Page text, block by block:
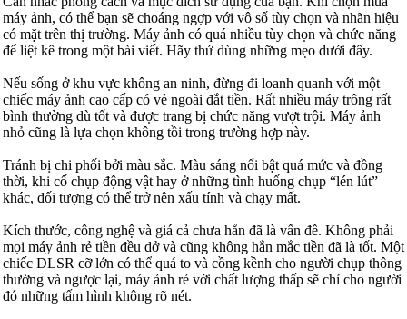
máy ảnh, có thể bạn sẽ choáng ngợp với vô số tùy chọn và nhãn hiệu
có mặt trên thị trường. Máy ảnh có quá nhiều tùy chọn và chức năng
để liệt kê trong một bài viết. Hãy thử dùng những mẹo dưới đây.
Nếu sống ở khu vực không an ninh, đừng đi loanh quanh với một
chiếc máy ảnh cao cấp có vẻ ngoài đắt tiền. Rất nhiều máy trông rất
bình thường dù tốt và được trang bị chức năng vượt trội. Máy ảnh
nhỏ cũng là lựa chọn không tồi trong trường hợp này.
Tránh bị chi phối bởi màu sắc. Màu sáng nổi bật quá mức và đồng
thời, khi cố chụp động vật hay ở những tình huống chụp “lén lút”
khác, đối tượng có thể trở nên xấu tính và chạy mất.
Kích thước, công nghệ và giá cả chưa hẳn đã là vấn đề. Không phải
mọi máy ảnh rẻ tiền đều dở và cũng không hẳn mắc tiền đã là tốt. Một
chiếc DLSR cỡ lớn có thể quá to và cồng kềnh cho người chụp thông
thường và ngược lại, máy ảnh rẻ với chất lượng thấp sẽ chỉ cho người
đó những tấm hình không rõ nét.